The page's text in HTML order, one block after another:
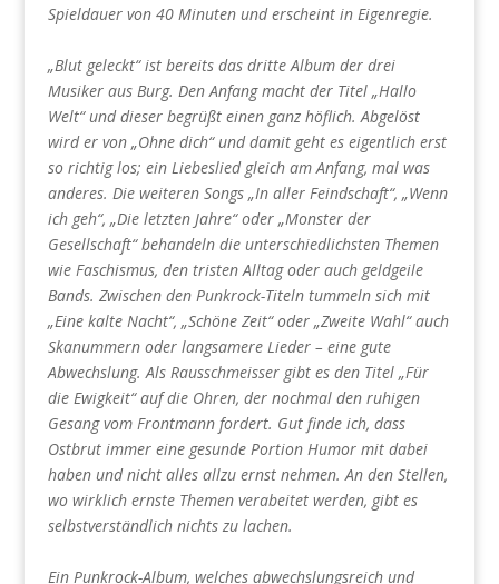
Spieldauer von 40 Minuten und erscheint in Eigenregie.
„Blut geleckt“ ist bereits das dritte Album der drei
Musiker aus Burg. Den Anfang macht der Titel „Hallo
Welt“ und dieser begrüßt einen ganz höflich. Abgelöst
wird er von „Ohne dich“ und damit geht es eigentlich erst
so richtig los; ein Liebeslied gleich am Anfang, mal was
anderes. Die weiteren Songs „In aller Feindschaft“, „Wenn
ich geh“, „Die letzten Jahre“ oder „Monster der
Gesellschaft“ behandeln die unterschiedlichsten Themen
wie Faschismus, den tristen Alltag oder auch geldgeile
Bands. Zwischen den Punkrock-Titeln tummeln sich mit
„Eine kalte Nacht“, „Schöne Zeit“ oder „Zweite Wahl“ auch
Skanummern oder langsamere Lieder – eine gute
Abwechslung. Als Rausschmeisser gibt es den Titel „Für
die Ewigkeit“ auf die Ohren, der nochmal den ruhigen
Gesang vom Frontmann fordert. Gut finde ich, dass
Ostbrut immer eine gesunde Portion Humor mit dabei
haben und nicht alles allzu ernst nehmen. An den Stellen,
wo wirklich ernste Themen verabeitet werden, gibt es
selbstverständlich nichts zu lachen.
Ein Punkrock-Album, welches abwechslungsreich und